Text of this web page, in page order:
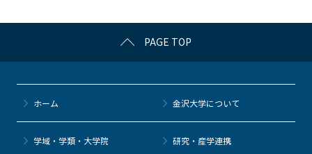
k
PAGE TOP
ホーム 金沢大学について
学域・学類・大学院 研究・産学連携